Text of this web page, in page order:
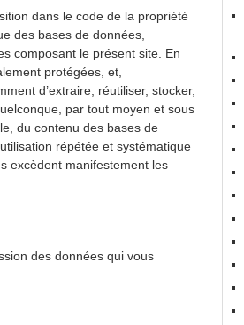
dans le code de la propriété
des bases de données,
composant le présent site. En
protégées, et,
d’extraire, réutiliser, stocker,
par tout moyen et sous
du contenu des bases de
répétée et systématique
excèdent manifestement les
des données qui vous